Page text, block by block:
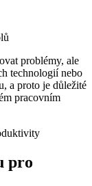
problémy, ale
technologií nebo
a proto je důležité
pracovním
pro